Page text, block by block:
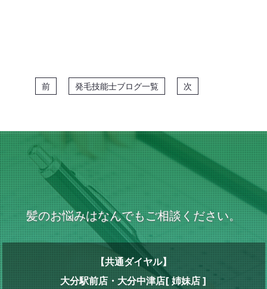
前 発毛技能士ブログ一覧 次
髪のお悩みはなんでもご相談ください。
【共通ダイヤル】
大分駅前店・大分中津店[ 姉妹店 ]